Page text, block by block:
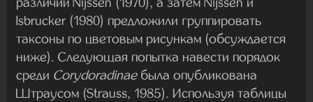
Isbrucker (1980) предложили группировать
таксоны по цветовым рисункам (обсуждается
ниже). Следующая попытка навести порядок
среди Corydoradinae была опубликована
Штраусом (Strauss, 1985). Используя таблицы